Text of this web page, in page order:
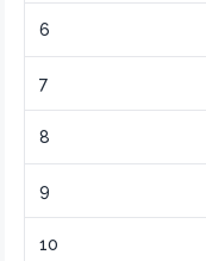
6
7
8
9
10